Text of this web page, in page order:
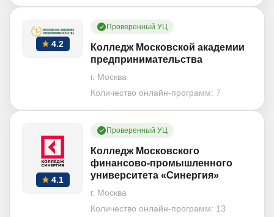
4.2
Проверенный УЦ
Колледж Московской академии
предпринимательства
г. Москва
Количество онлайн-программ: 7
4.1
Проверенный УЦ
Колледж Московского
финансово-промышленного
университета «Синергия»
г. Москва
Количество онлайн-программ: 13